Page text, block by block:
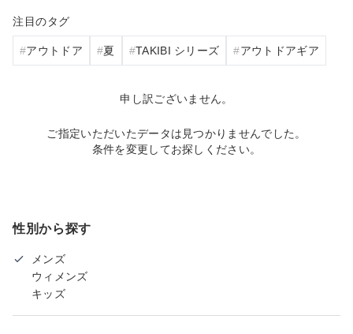
注目のタグ
アウトドア 夏 TAKIBI シリーズ アウトドアギア
申し訳ございません。
ご指定いただいたデータは見つかりませんでした。
条件を変更してお探しください。
性別から探す
メンズ
ウィメンズ
キッズ